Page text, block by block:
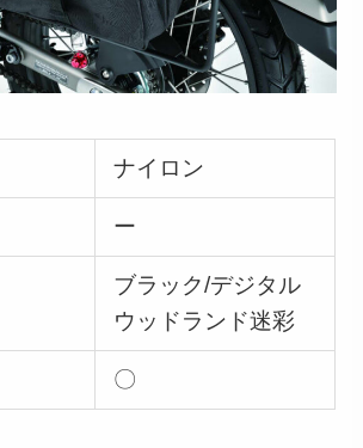
ナイロン
ー
ブラック/デジタル
ウッドランド迷彩
〇